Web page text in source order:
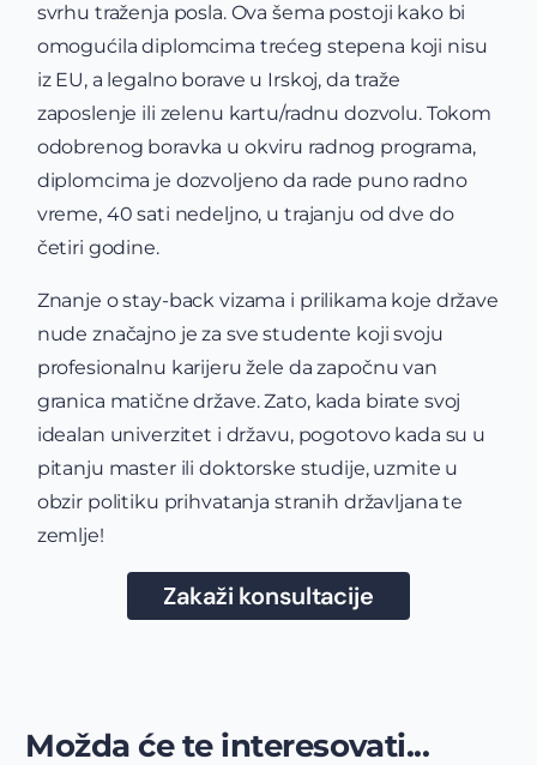
svrhu traženja posla. Ova šema postoji kako bi
omogućila diplomcima trećeg stepena koji nisu
iz EU, a legalno borave u Irskoj, da traže
zaposlenje ili zelenu kartu/radnu dozvolu. Tokom
odobrenog boravka u okviru radnog programa,
diplomcima je dozvoljeno da rade puno radno
vreme, 40 sati nedeljno, u trajanju od dve do
četiri godine.
Znanje o stay-back vizama i prilikama koje države
nude značajno je za sve studente koji svoju
profesionalnu karijeru žele da započnu van
granica matične države. Zato, kada birate svoj
idealan univerzitet i državu, pogotovo kada su u
pitanju master ili doktorske studije, uzmite u
obzir politiku prihvatanja stranih državljana te
zemlje!
Zakaži konsultacije
Možda će te interesovati...